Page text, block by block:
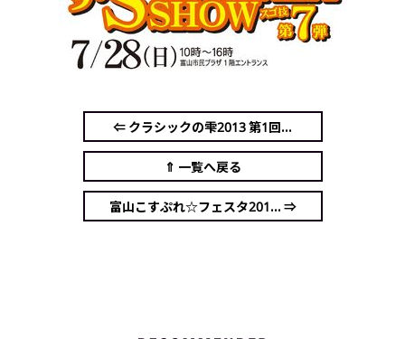
⇐ クラシックの雫2013 第1回...
⇑ 一覧へ戻る
富山こすぷれ☆フェスタ201... ⇒